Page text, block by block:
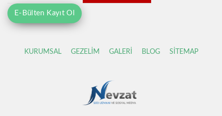
KURUMSAL GEZELİM GALERİ BLOG SİTEMAP